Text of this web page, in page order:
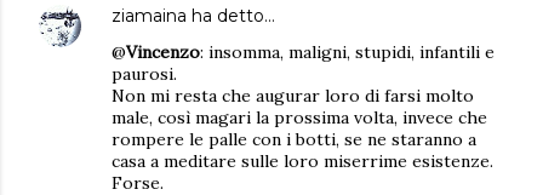
ziamaina ha detto…
@Vincenzo: insomma, maligni, stupidi, infantili e
paurosi.
Non mi resta che augurar loro di farsi molto
male, così magari la prossima volta, invece che
rompere le palle con i botti, se ne staranno a
casa a meditare sulle loro miserrime esistenze.
Forse.